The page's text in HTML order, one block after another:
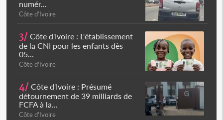
numér...
Côte d'Ivoire
3/ Côte d'Ivoire : L'établissement
de la CNI pour les enfants dès
05...
Côte d'Ivoire
4/ Côte d'Ivoire : Présumé
détournement de 39 milliards de
FCFA à la...
Côte d'Ivoire